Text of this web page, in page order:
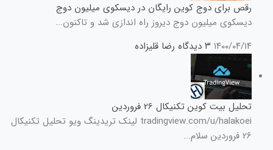
رقص برای دوج کوین رایگان در دیسکوی میلیون دوج
دیسکوی میلیون دوج دیروز راه اندازی شد و تاکنون...
۱۴۰۰/۰۴/۱۴ ۳ دیدگاه رضا قلیزاده
تحلیل بیت کوین تکنیکال 26 فروردین
tradingview.com/u/halakoei لینک تریدینگ ویو تحلیل تکنیکال
26 فروردین سلام...